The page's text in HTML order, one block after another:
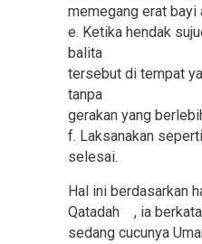
memegang erat bayi
e. Ketika hendak
balita
tersebut di tempat
tanpa
gerakan yang
f. Laksanakan
selesai.
Hal ini berdasarkan
Qatadah , ia
sedang cucunya